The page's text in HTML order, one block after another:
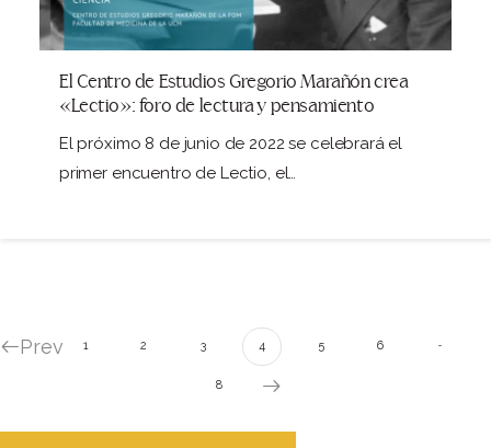
El Centro de Estudios Gregorio Marañón crea
«Lectio»: foro de lectura y pensamiento
El próximo 8 de junio de 2022 se celebrará el
primer encuentro de Lectio, el…
Prev 1 2 3 4 5 6 …
8